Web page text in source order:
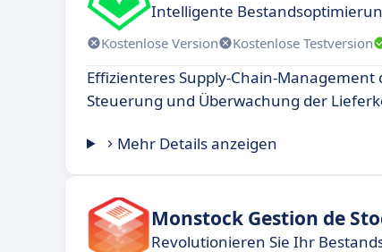
Intelligente
Kostenlose Version Kostenlose Testversion
Effizienteres Supply-Chain-Management
Steuerung und Überwachung der
Mehr Details anzeigen
Monstock Gestion de
Revolutionieren Sie Ihr